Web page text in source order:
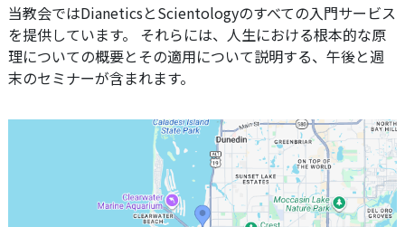
当教会ではDianeticsとScientologyのすべての入門サービス
を提供しています。 それらには、人生における根本的な原
理についての概要とその適用について説明する、午後と週
末のセミナーが含まれます。